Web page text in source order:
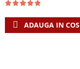
ADAUGA IN COS